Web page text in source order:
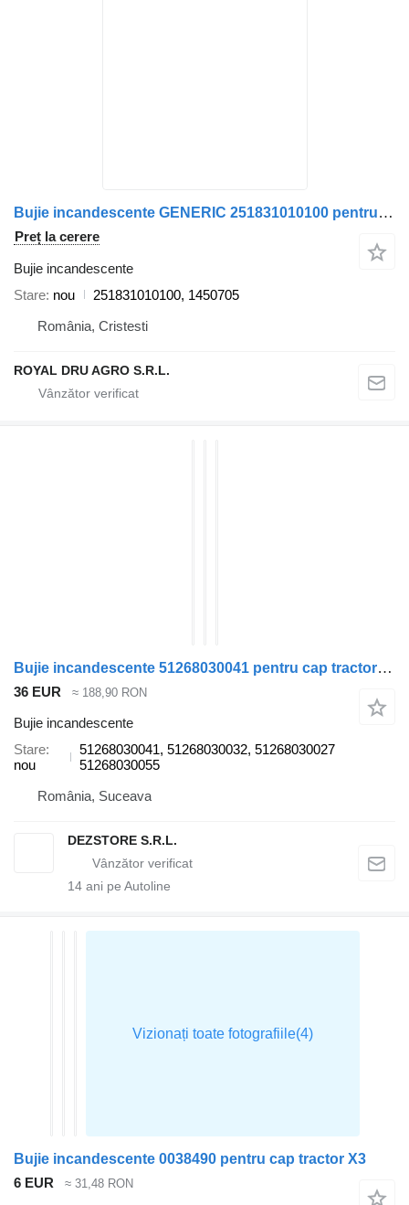
Bujie incandescente GENERIC 251831010100 pentru camion
Preț la cerere
Bujie incandescente
Stare nou
251831010100, 1450705
România, Cristesti
ROYAL DRU AGRO S.R.L.
Bujie incandescente 51268030041 pentru cap tractor MAN TGX
36 EUR ≈ 188,90 RON
Bujie incandescente
Stare
nou
51268030041, 51268030032, 51268030027
51268030055
România, Suceava
DEZSTORE S.R.L.
14 ani pe Autoline
Bujie incandescente 0038490 pentru cap tractor X3
6 EUR
≈ 31,48 RON